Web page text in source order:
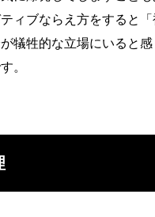
ィブならえ方をすると
犠牲的な立場にいると感
。